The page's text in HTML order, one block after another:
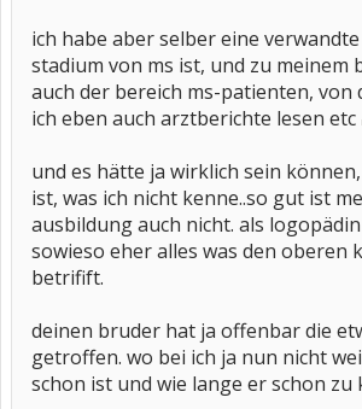
ich habe aber selber eine
stadium von ms ist, und zu meinem
auch der bereich ms-patienten, von
ich eben auch arztberichte lesen etc
und es hätte ja wirklich sein
ist, was ich nicht kenne..so gut ist
ausbildung auch nicht. als
sowieso eher alles was den oberen
betrifift.
deinen bruder hat ja offenbar die
getroffen. wo bei ich ja nun nicht
schon ist und wie lange er schon zu